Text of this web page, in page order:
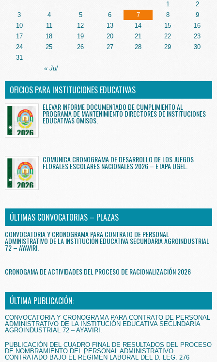
« Jul
1
2
3
4 5 6 7 8
9
10
11 12 13 14 15
16
17
18 19 20 21 22
23
24
25 26 27 28 29
30
31
OFICIOS PARA INSTITUCIONES EDUCATIVAS
ELEVAR INFORME DOCUMENTADO DE CUMPLIMIENTO AL
PROGRAMA DE MANTENIMIENTO DIRECTORES DE INSTITUCIONES
EDUCATIVAS OMISOS.
COMUNICA CRONOGRAMA DE DESARROLLO DE LOS JUEGOS
FLORALES ESCOLARES NACIONALES 2026 – ETAPA UGEL.
ÚLTIMAS CONVOCATORIAS – PLAZAS
CONVOCATORIA Y CRONOGRAMA PARA CONTRATO DE PERSONAL
ADMINISTRATIVO DE LA INSTITUCIÓN EDUCATIVA SECUNDARIA AGROINDUSTRIAL
72 – AYAVIRI.
CRONOGAMA DE ACTIVIDADES DEL PROCESO DE RACIONALIZACIÓN 2026
ÚLTIMA PUBLICACIÓN:
CONVOCATORIA Y CRONOGRAMA PARA CONTRATO DE PERSONAL
ADMINISTRATIVO DE LA INSTITUCIÓN EDUCATIVA SECUNDARIA
AGROINDUSTRIAL 72 – AYAVIRI.
PUBLICACIÓN DEL CUADRO FINAL DE RESULTADOS DEL PROCESO
DE NOMBRAMIENTO DEL PERSONAL ADMINISTRATIVO
CONTRATADO BAJO EL RÉGIMEN LABORAL DEL D. LEG. 276